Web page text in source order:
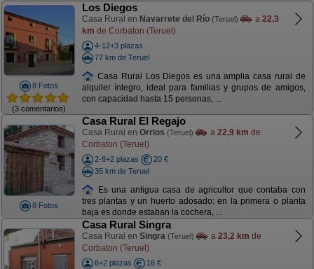
8 Fotos
(3 comentarios)
Los Diegos
Casa Rural en Navarrete del Río (Teruel) a 22,3
km de Corbaton (Teruel)
4-12+3 plazas
77 km de Teruel
Casa Rural Los Diegos es una amplia casa rural de
alquiler íntegro, ideal para familias y grupos de amigos,
con capacidad hasta 15 personas, ...
8 Fotos
Casa Rural El Regajo
Casa Rural en Orrios (Teruel) a 22,9 km de
Corbaton (Teruel)
2-8+2 plazas
20 €
35 km de Teruel
Es una antigua casa de agricultor que contaba con
tres plantas y un huerto adosado: en la primera o planta
baja es donde estaban la cochera, ...
Casa Rural Singra
Casa Rural en Singra (Teruel) a 23,2 km de
Corbaton (Teruel)
6+2 plazas
16 €